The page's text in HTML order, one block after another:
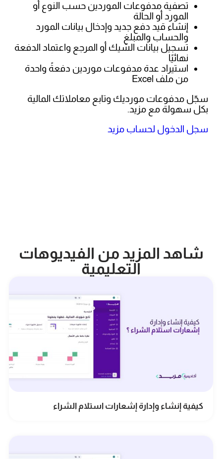
تصفية مدفوعات الموردين حسب النوع أو
المورد أو الحالة
إنشاء قيد دفع جديد وإدخال بيانات المورد
والحساب والمبلغ
تسجيل بيانات الشيك أو المرجع واعتماد الدفعة
نهائيًا
استيراد عدة مدفوعات موردين دفعةً واحدة
من ملف Excel
سجّل مدفوعات مورديك وتابع معاملاتك المالية
بكل سهولة مع مزيد.
سجل الدخول لحساب مزيد
شاهد المزيد من الفيديوهات
التعليمية
كيفية إنشاء وإدارة إشعارات استلام الشراء